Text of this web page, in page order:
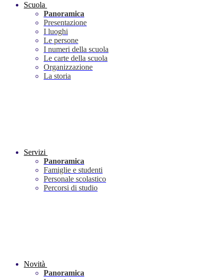
Scuola
Panoramica
Presentazione
I luoghi
Le persone
I numeri della scuola
Le carte della scuola
Organizzazione
La storia
Servizi
Panoramica
Famiglie e studenti
Personale scolastico
Percorsi di studio
Novità
Panoramica